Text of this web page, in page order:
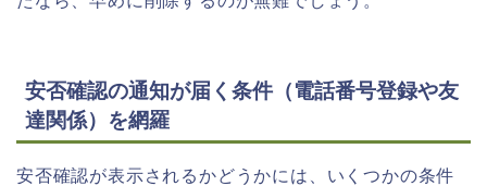
安否確認の通知が届く条件（電話番号登録や友
達関係）を網羅
安否確認が表示されるかどうかには、いくつかの条件